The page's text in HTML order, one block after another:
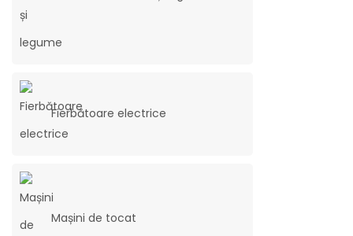
Fierbătoare electrice
Mașini de tocat